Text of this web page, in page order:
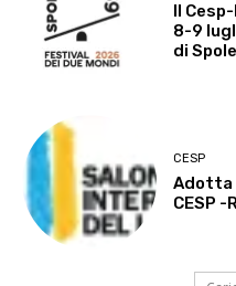
Il
8-9
di
CESP
Adotta
CESP